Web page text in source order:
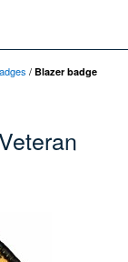
/ Blazer badge